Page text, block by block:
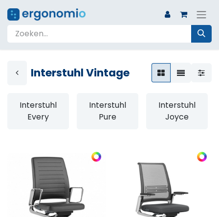
Interstuhl Vintage
Interstuhl
Every
Interstuhl
Pure
Interstuhl
Joyce